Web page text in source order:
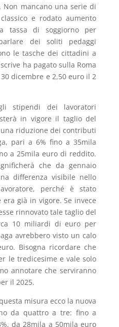
Non mancano una serie di
e rodatoaumento
tassa di soggiorno per
dei soliti pedaggi
le tasche dei cittadini a
ha pagato sulla Roma
dicembre e 2,50 euro il 2
stipendi dei lavoratori
in vigore il taglio del
riduzione dei contributi
pari a 6% fino a 35mila
a 25mila euro di reddito.
che da gennaio
differenza visibile nello
perché è stato
già in vigore. Se invece
rinnovato tale taglio del
10 miliardi di euro per
avrebbero visto un calo
Bisogna ricordare che
le tredicesime e vale solo
annotare che serviranno
il 2025.
misura ecco la nuova
da quattro a tre: fino a
da 28mila a 50mila euro